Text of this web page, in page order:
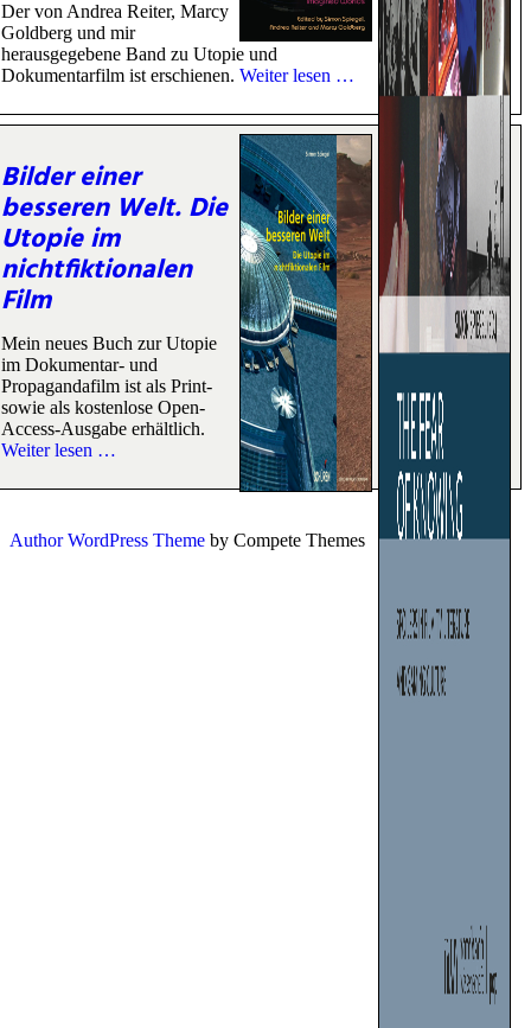
Der von Andrea Reiter, Marcy
Goldberg und mir
herausgegebene Band zu Utopie und
Dokumentarfilm ist erschienen. Weiter lesen …
Bilder einer
besseren Welt. Die
Utopie im
nichtfiktionalen
Film
Mein neues Buch zur Utopie
im Dokumentar- und
Propagandafilm ist als Print-
sowie als kostenlose Open-
Access-Ausgabe erhältlich.
Weiter lesen …
Author WordPress Theme by Compete Themes